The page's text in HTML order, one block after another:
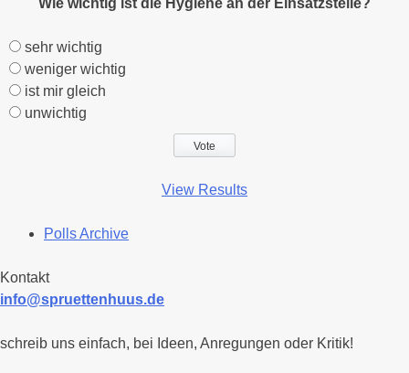
Wie wichtig ist die Hygiene an der Einsatzstelle?
sehr wichtig
weniger wichtig
ist mir gleich
unwichtig
View Results
Polls Archive
Kontakt
info@spruettenhuus.de
schreib uns einfach, bei Ideen, Anregungen oder Kritik!